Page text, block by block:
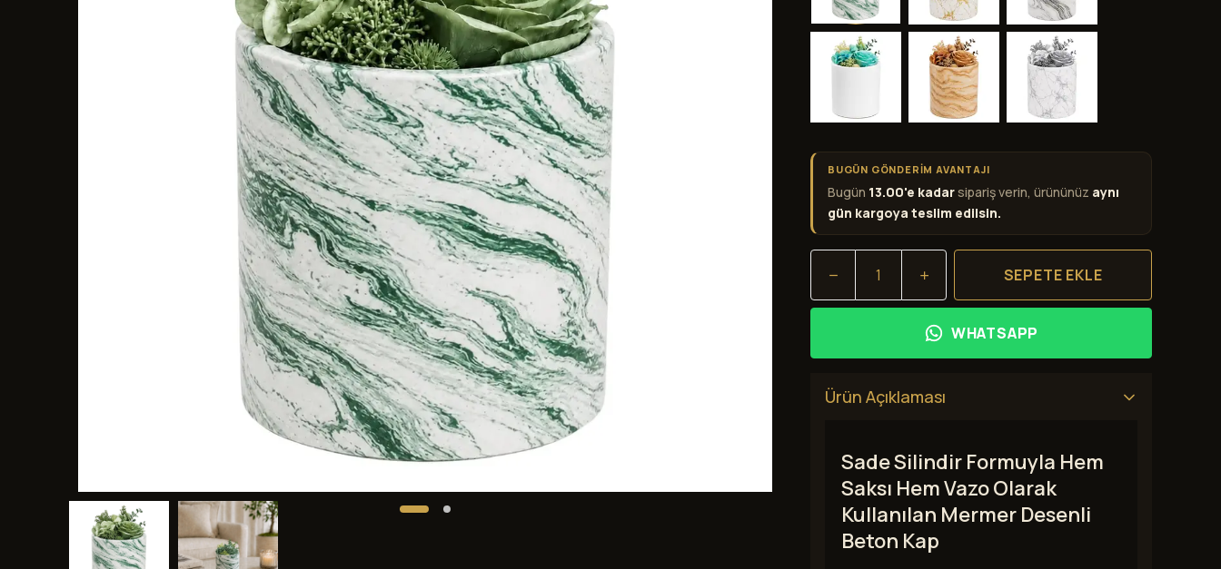
BUGÜN GÖNDERİM AVANTAJI
Bugün 13.00'e kadar sipariş verin, ürününüz aynı
gün kargoya teslim edilsin.
SEPETE EKLE
WHATSAPP
Ürün Açıklaması
Sade Silindir Formuyla Hem
Saksı Hem Vazo Olarak
Kullanılan Mermer Desenli
Beton Kap